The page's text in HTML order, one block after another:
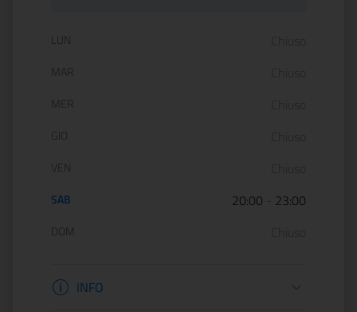
Orario di apertura:
LUN
MAR
MER
GIO
VEN
SAB 20:00 23:00
DOM
Informazioni apertura
INFO